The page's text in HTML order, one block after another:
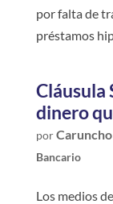
por falta de
préstamos
Cláusula
dinero
por
Bancario
Los medios